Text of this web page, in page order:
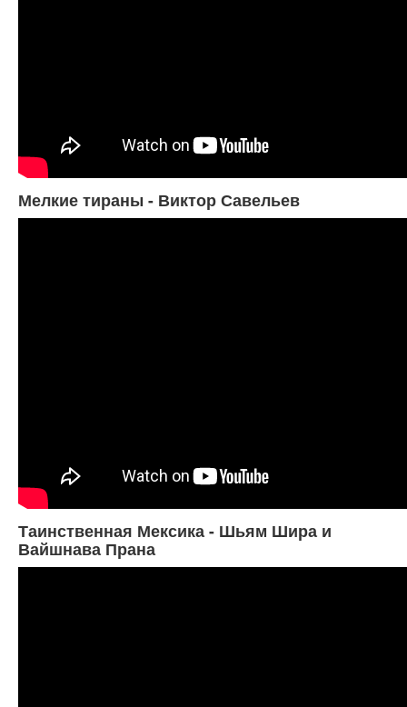
Мелкие тираны - Виктор Савельев
Таинственная Мексика - Шьям Шира и
Вайшнава Прана